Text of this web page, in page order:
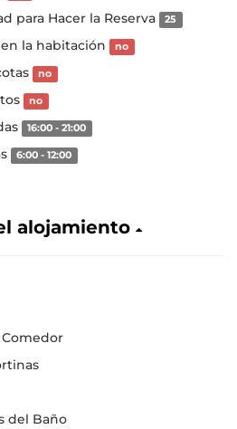
para Hacer la Reserva 25
la habitación no
no
no
16:00 - 21:00
6:00 - 12:00
alojamiento
del Baño